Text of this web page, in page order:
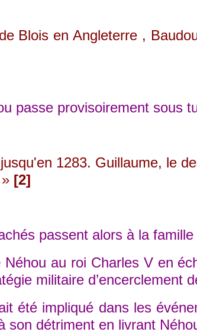
en Angleterre ,
provisoirement sous
1283. Guillaume, le
[2]
passent alors à la famille
au roi Charles V en
militaire
impliqué dans les
son détriment en livrant